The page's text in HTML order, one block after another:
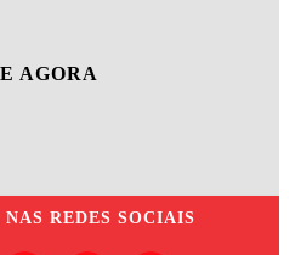
AGORA
NAS REDES SOCIAIS